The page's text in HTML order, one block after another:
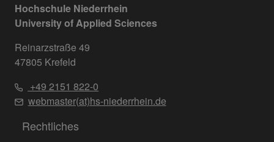
Hochschule Niederrhein
University of Applied Sciences
Reinarzstraße 49
47805 Krefeld
+49 2151 822-0
webmaster(at)hs-niederrhein.de
Rechtliches